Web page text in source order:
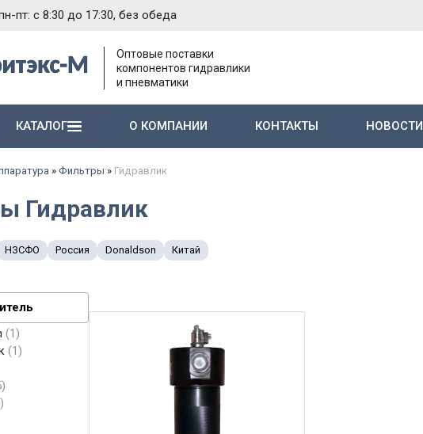
пт: с 8:30 до 17:30, без обеда
Оптовые поставки
компонентов гидравлики
и пневматики
КАТАЛОГ О КОМПАНИИ КОНТАКТЫ НОВОСТИ
» Фильтры » Гидравлик
Гидравлик
НЗСФО Россия Donaldson Китай
1
1